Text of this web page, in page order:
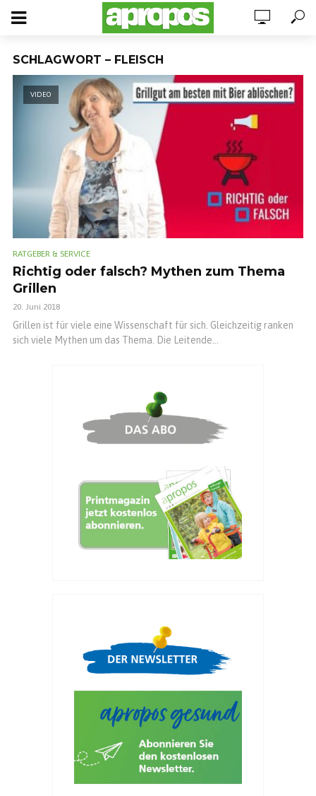
SCHLAGWORT – FLEISCH
VIDEO
RATGEBER & SERVICE
Richtig oder falsch? Mythen zum Thema
Grillen
20. Juni 2018
Grillen ist für viele eine Wissenschaft für sich. Gleichzeitig ranken
sich viele Mythen um das Thema. Die Leitende...